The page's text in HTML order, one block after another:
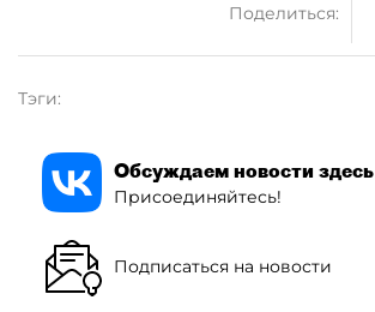
Поделиться:
Тэги:
Обсуждаем новости здесь
Присоединяйтесь!
Подписаться на новости